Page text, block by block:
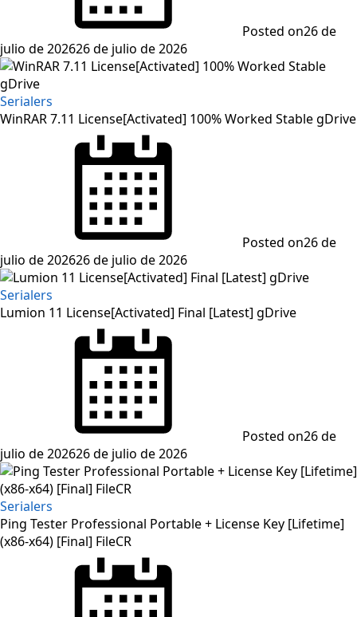
Posted on26 de
julio de 202626 de julio de 2026
Serialers
WinRAR 7.11 License[Activated] 100% Worked Stable gDrive
Posted on26 de
julio de 202626 de julio de 2026
Serialers
Lumion 11 License[Activated] Final [Latest] gDrive
Posted on26 de
julio de 202626 de julio de 2026
Serialers
Ping Tester Professional Portable + License Key [Lifetime]
(x86-x64) [Final] FileCR